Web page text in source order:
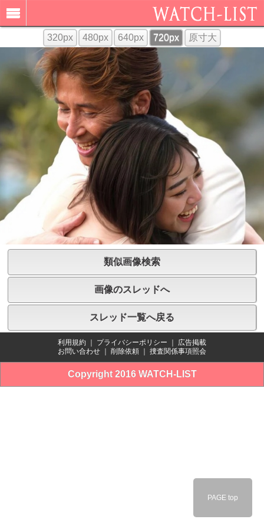
320px 480px 640px 720px 原寸大
類似画像検索
画像のスレッドへ
スレッド一覧へ戻る
利用規約 ｜ プライバシーポリシー ｜ 広告掲載
お問い合わせ ｜ 削除依頼 ｜ 捜査関係事項照会
Copyright 2016 WATCH-LIST
PAGE top